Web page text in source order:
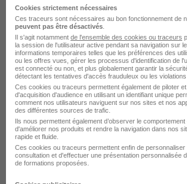
Business Analyst H/F
Crédit Agricole CIB
Guyancourt - 78 CDI
Voir l’offre
Business Analyst Squad Gl &
Crédit Agricole CIB
Montrouge - 92 CDI
Cookies strictement nécessaires
Ces traceurs sont nécessaires au bon fonctionnement de
peuvent pas être désactivés
Il s'agit notamment de l'ensemble des cookies ou traceurs
la session de l'utilisateur active pendant sa navigation sur
informations temporaires telles que les préférences des
ou les offres vues, gérer les processus d'identification de
est connecté ou non, et plus globalement garantir la
détectant les tentatives d'accès frauduleux ou les violations
Ces cookies ou traceurs permettent également de piloter
d'acquisition d'audience en utilisant un identifiant unique
comment nos utilisateurs naviguent sur nos sites et nos
des différentes sources de trafic.
Ils nous permettent également d’observer le
d'améliorer nos produits et rendre la navigation dans nos
rapide et fluide.
Ces cookies ou traceurs permettent enfin de
consultation et d'effectuer une présentation personnalisée
de formations proposées.